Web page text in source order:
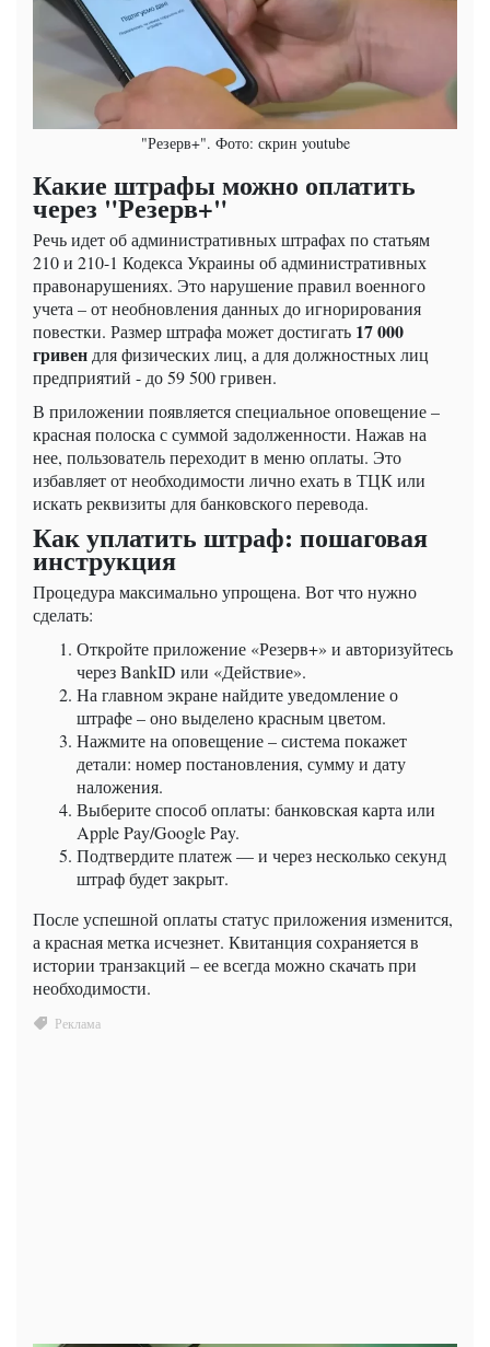
"Резерв+". Фото: скрин youtube
Какие штрафы можно оплатить
через "Резерв+"
Речь идет об административных штрафах по статьям
210 и 210-1 Кодекса Украины об административных
правонарушениях. Это нарушение правил военного
учета – от необновления данных до игнорирования
повестки. Размер штрафа может достигать 17 000
гривендля физических лиц, а для должностных лиц
предприятий - до 59 500 гривен.
В приложении появляется специальное оповещение –
красная полоска с суммой задолженности. Нажав на
нее, пользователь переходит в меню оплаты. Это
избавляет от необходимости лично ехать в ТЦК или
искать реквизиты для банковского перевода.
Как уплатить штраф: пошаговая
инструкция
Процедура максимально упрощена. Вот что нужно
сделать:
Откройте приложение «Резерв+» и авторизуйтесь
через BankID или «Действие».
На главном экране найдите уведомление о
штрафе – оно выделено красным цветом.
Нажмите на оповещение – система покажет
детали: номер постановления, сумму и дату
наложения.
Выберите способ оплаты: банковская карта или
Apple Pay/Google Pay.
Подтвердите платеж — и через несколько секунд
штраф будет закрыт.
После успешной оплаты статус приложения изменится,
а красная метка исчезнет. Квитанция сохраняется в
истории транзакций – ее всегда можно скачать при
необходимости.